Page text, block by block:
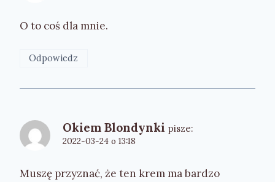
O to coś dla mnie.
Odpowiedz
Okiem Blondynki pisze:
2022-03-24 o 13:18
Muszę przyznać, że ten krem ma bardzo